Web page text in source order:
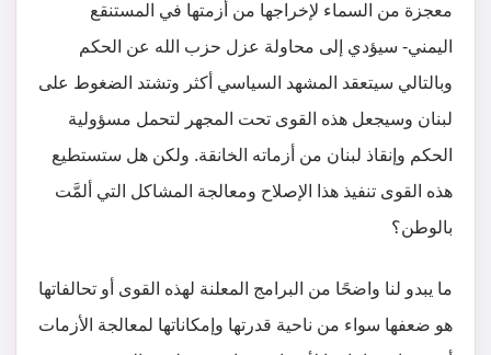
معجزة من السماء لإخراجها من أزمتها في المستنقع
اليمني- سيؤدي إلى محاولة عزل حزب الله عن الحكم
وبالتالي سيتعقد المشهد السياسي أكثر وتشتد الضغوط على
لبنان وسيجعل هذه القوى تحت المجهر لتحمل مسؤولية
الحكم وإنقاذ لبنان من أزماته الخانقة. ولكن هل ستستطيع
هذه القوى تنفيذ هذا الإصلاح ومعالجة المشاكل التي ألمَّت
بالوطن؟
ما يبدو لنا واضحًا من البرامج المعلنة لهذه القوى أو تحالفاتها
هو ضعفها سواء من ناحية قدرتها وإمكاناتها لمعالجة الأزمات